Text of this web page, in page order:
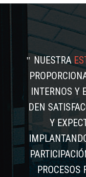
NUESTRA
INTERNOS Y
DEN
Y
PROCESOS